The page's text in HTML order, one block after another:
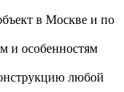
в Москве и по
и особенностям
любой